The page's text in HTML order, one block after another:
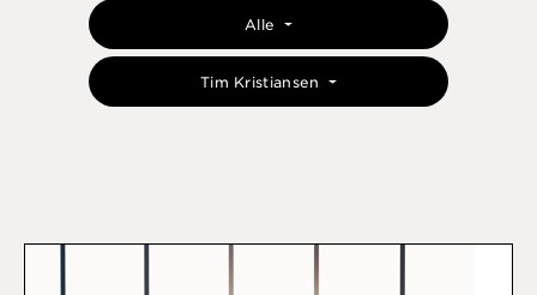
Alle
Tim Kristiansen